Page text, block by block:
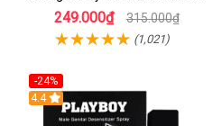
gian hiệu quả
249.000₫ 315.000₫
(1,021)
-24%
Hot
4.4